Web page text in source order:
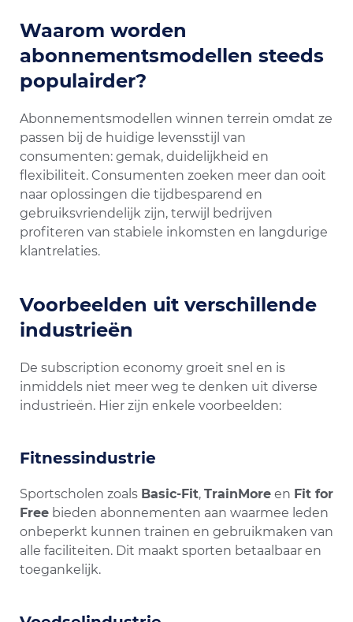
Waarom worden
abonnementsmodellen steeds
populairder?
Abonnementsmodellen winnen terrein omdat ze
passen bij de huidige levensstijl van
consumenten: gemak, duidelijkheid en
flexibiliteit. Consumenten zoeken meer dan ooit
naar oplossingen die tijdbesparend en
gebruiksvriendelijk zijn, terwijl bedrijven
profiteren van stabiele inkomsten en langdurige
klantrelaties.
Voorbeelden uit verschillende
industrieën
De subscription economy groeit snel en is
inmiddels niet meer weg te denken uit diverse
industrieën. Hier zijn enkele voorbeelden:
Fitnessindustrie
Sportscholen zoals Basic-Fit, TrainMore en Fit for
Free bieden abonnementen aan waarmee leden
onbeperkt kunnen trainen en gebruikmaken van
alle faciliteiten. Dit maakt sporten betaalbaar en
toegankelijk.